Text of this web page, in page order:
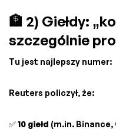
🏦 2) Giełdy:
szczególnie
Tu jest najlepszy numer:
Reuters policzył, że:
✅10 giełd (m.in. Binance,